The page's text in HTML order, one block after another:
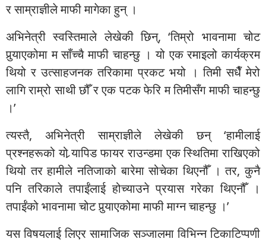
र साम्राज्ञीले माफी मागेका हुन् ।
अभिनेत्री स्वस्तिमाले लेखेकी छिन्, ‘तिम्रो भावनामा चोट
पुर्‍याएकोमा म साँच्चै माफी चाहन्छु । यो एक रमाइलो कार्यक्रम
थियो र उत्साहजनक तरिकामा प्रकट भयो । तिमी सधैँ मेरो
लागि राम्रो साथी छौँ र एक पटक फेरि म तिमीसँग माफी चाहन्छु
।’
त्यस्तै, अभिनेत्री साम्राज्ञीले लेखेकी छन् ‘हामीलाई
प्रश्नहरूको यो र्‍यापिड फायर राउन्डमा एक स्थितिमा राखिएको
थियो तर हामीले नतिजाको बारेमा सोचेका थिएनौँ । तर, कुनै
पनि तरिकाले तपाईंलाई होच्याउने प्रयास गरेका थिएनौँ ।
तपाईंको भावनामा चोट पुर्‍याएकोमा माफी माग्न चाहन्छु ।’
यस विषयलाई लिएर सामाजिक सञ्जालमा विभिन्न टिकाटिप्पणी